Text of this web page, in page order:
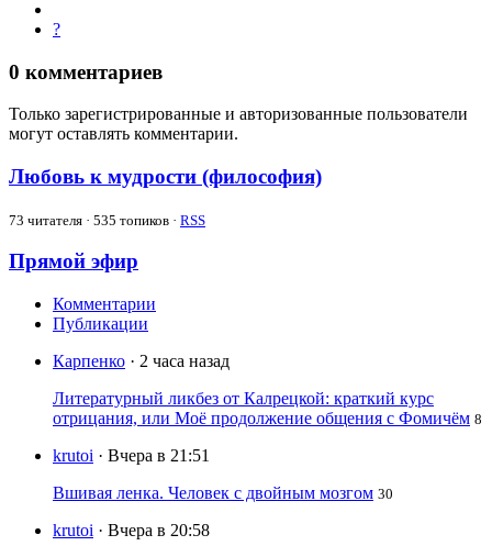
?
0 комментариев
Только зарегистрированные и авторизованные пользователи
могут оставлять комментарии.
Любовь к мудрости (философия)
73 читателя · 535 топиков · RSS
Прямой эфир
Комментарии
Публикации
Карпенко · 2 часа назад
Литературный ликбез от Калрецкой: краткий курс
отрицания, или Моё продолжение общения с Фомичём 8
krutoi · Вчера в 21:51
Вшивая ленка. Человек с двойным мозгом 30
krutoi · Вчера в 20:58